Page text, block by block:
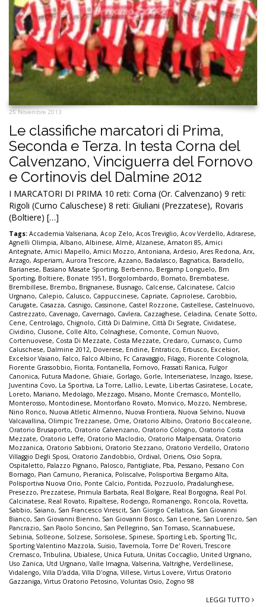
25 Novembre 2013
Le classifiche marcatori di Prima,
Seconda e Terza. In testa Corna del
Calvenzano, Vinciguerra del Fornovo
e Cortinovis del Dalmine 2012
I MARCATORI DI PRIMA 10 reti: Corna (Or. Calvenzano) 9 reti:
Rigoli (Curno Caluschese) 8 reti: Giuliani (Prezzatese), Rovaris
(Boltiere) […]
Tags: Accademia Valseriana, Acop Zelo, Acos Treviglio, Acov Verdello, Adrarese,
Agnelli Olimpia, Albano, Albinese, Almè, Alzanese, Amatori 85, Amici
Antegnate, Amici Mapello, Amici Mozzo, Antoniana, Ardesio, Ares Redona, Arx,
Arzago, Asperiam, Aurora Trescore, Azzano, Badalasco, Bagnatica, Baradello,
Barianese, Basiano Masate Sporting, Berbenno, Bergamp Longuelo, Bm
Sporting, Boltiere, Bonate 1951, Borgolombardo, Bornato, Brembatese,
Brembillese, Brembo, Brignanese, Busnago, Calcense, Calcinatese, Calcio
Urgnano, Calepio, Calusco, Cappuccinese, Capriate, Capriolese, Carobbio,
Carugate, Casazza, Casnigo, Cassinone, Castel Rozzone, Castellese, Castelnuovo,
Castrezzato, Cavenago, Cavernago, Cavlera, Cazzaghese, Celadina, Cenate Sotto,
Cene, Centrolago, Chignolo, Città Di Dalmine, Città Di Segrate, Cividatese,
Cividino, Clusone, Colle Alto, Colnaghese, Comonte, Comun Nuovo,
Cortenuovese, Costa Di Mezzate, Costa Mezzate, Credaro, Curnasco, Curno
Caluschese, Dalmine 2012, Doverese, Endine, Entratico, Erbusco, Excelsior,
Excelsior Vaiano, Falco, Falco Albino, Fc Caravaggio, Filago, Fiorente Colognola,
Fiorente Grassobbio, Fiorita, Fontanella, Fornovo, Frassati Ranica, Fulgor
Canonica, Futura Madone, Ghiaie, Gorlago, Gorle, Interseriatese, Inzago, Issese,
Juventina Covo, La Sportiva, La Torre, Lallio, Levate, Libertas Casiratese, Locate,
Loreto, Mariano, Medolago, Mezzago, Misano, Monte Cremasco, Montello,
Monterosso, Montodinese, Montorfano Rovato, Monvico, Mozzo, Nembrese,
Nino Ronco, Nuova Atletic Almenno, Nuova Frontiera, Nuova Selvino, Nuova
Valcavallina, Olimpic Trezzanese, Ome, Oratorio Albino, Oratorio Boccaleone,
Oratorio Brusaporto, Oratorio Calvenzano, Oratorio Cologno, Oratorio Costa
Mezzate, Oratorio Leffe, Oratorio Maclodio, Oratorio Malpensata, Oratorio
Mozzanica, Oratorio Sabbioni, Oratorio Stezzano, Oratorio Verdello, Oratorio
Villaggio Degli Sposi, Oratorio Zandobbio, Ordival, Oriens, Osio Sopra,
Ospitaletto, Palazzo Pignano, Palosco, Pantigliate, Pba, Pessano, Pessano Con
Bornago, Pian Camuno, Pieranica, Poliscalve, Polisportiva Bergamo Alta,
Polisportiva Nuova Orio, Ponte Calcio, Pontida, Pozzuolo, Pradalunghese,
Presezzo, Prezzatese, Primula Barbata, Real Bolgare, Real Borgogna, Real Pol.
Calcinatese, Real Rovato, Ripaltese, Rodengo, Romanengo, Roncola, Rovetta,
Sabbio, Saiano, San Francesco Virescit, San Giorgio Cellatica, San Giovanni
Bianco, San Giovanni Bienno, San Giovanni Bosco, San Leone, San Lorenzo, San
Pancrazio, San Paolo Soncino, San Pellegrino, San Tomaso, Scannabuese,
Sebinia, Solleone, Solzese, Sorisolese, Spinese, Sporting Leb, Sporting Tlc,
Sporting Valentino Mazzola, Suisio,Tavernola,Torre De' Roveri,Trescore
Cremasco,Tribulina, Ubialese, Unica Futura, Unitas Coccaglio, United Urgnano,
Uso Zanica, Utd Urgnano, Valle Imagna, Valserina, Valtrighe, Verdellinese,
Vidalengo, Villa D'adda, Villa D'ogna, Villese, Virtus Lovere, Virtus Oratorio
Gazzaniga, Virtus Oratorio Petosino, Voluntas Osio, Zogno 98
LEGGI TUTTO